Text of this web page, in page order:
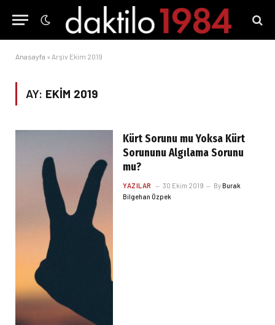
Anasayfa » Arşiv Ekim 2019
AY: EKIM 2019
Kürt Sorunu mu Yoksa Kürt
Sorununu Algılama Sorunu
mu?
YAZILAR 30 Ekim 2019 ByBurak
Bilgehan Özpek